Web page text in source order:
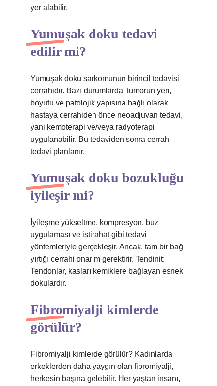
yer alabilir.
Yumuşak doku tedavi
edilir mi?
Yumuşak doku sarkomunun birincil tedavisi
cerrahidir. Bazı durumlarda, tümörün yeri,
boyutu ve patolojik yapısına bağlı olarak
hastaya cerrahiden önce neoadjuvan tedavi,
yani kemoterapi ve/veya radyoterapi
uygulanabilir. Bu tedaviden sonra cerrahi
tedavi planlanır.
Yumuşak doku bozukluğu
iyileşir mi?
İyileşme yükseltme, kompresyon, buz
uygulaması ve istirahat gibi tedavi
yöntemleriyle gerçekleşir. Ancak, tam bir bağ
yırtığı cerrahi onarım gerektirir. Tendinit:
Tendonlar, kasları kemiklere bağlayan esnek
dokulardır.
Fibromiyalji kimlerde
görülür?
Fibromiyalji kimlerde görülür? Kadınlarda
erkeklerden daha yaygın olan fibromiyalji,
herkesin başına gelebilir. Her yaştan insanı,